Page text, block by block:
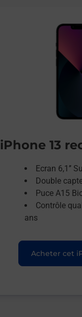
iPhone 13
Ecran 6,1’’
Double
Puce A15
Contrôle
ans
Acheter cet